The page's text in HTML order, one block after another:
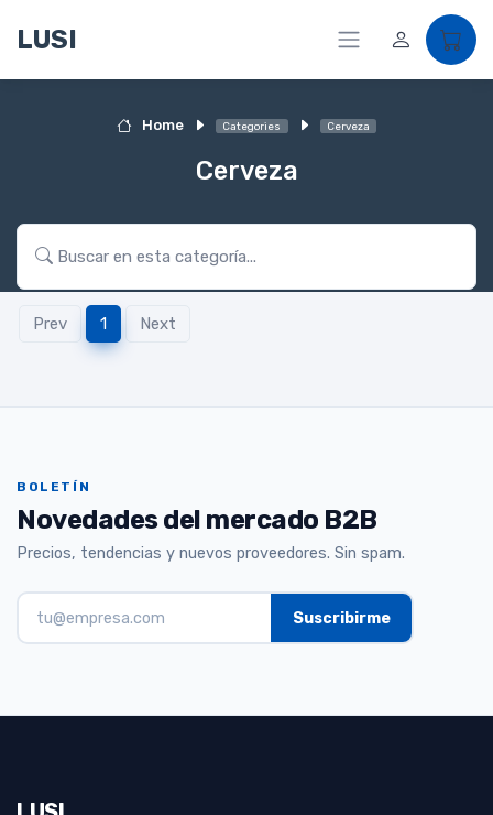
LUSI
Home Categories Cerveza
Cerveza
Prev 1 Next
BOLETÍN
Novedades del mercado B2B
Precios, tendencias y nuevos proveedores. Sin spam.